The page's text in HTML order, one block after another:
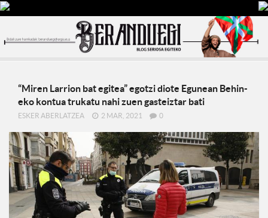
“Miren Larrion bat egitea” egotzi diote Egunean Behin-
eko kontua trukatu nahi zuen gasteiztar bati
ESKER ABERLATZEA 2 MAR, 2021 0